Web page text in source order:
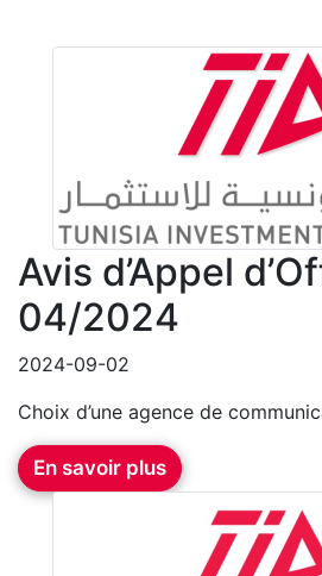
Avis d’Appel
04/2024
2024-09-02
Choix d’une agence de
En savoir plus